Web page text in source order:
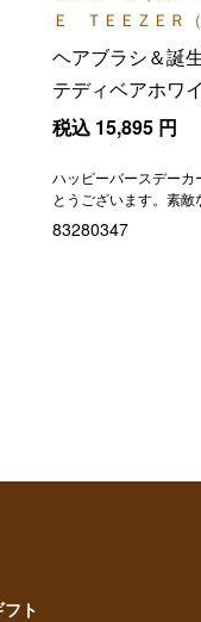
Ｅ ＴＥＥＺＥＲ
ー）
ヘアブラシ＆誕
テディベアホワ
税込 15,895 円
ハッピーバースデー
とうございます。素
に。」の印字が入りま
83280347
フト